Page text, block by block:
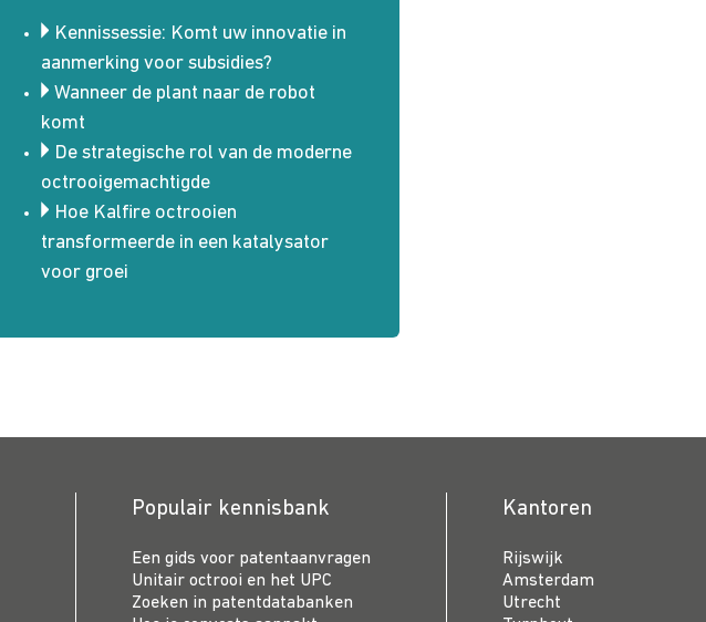
Kennissessie: Komt uw innovatie in
aanmerking voor subsidies?
Wanneer de plant naar de robot
komt
De strategische rol van de moderne
octrooigemachtigde
Hoe Kalfire octrooien
transformeerde in een katalysator
voor groei
Populair kennisbank
Een gids voor patentaanvragen
Unitair octrooi en het UPC
Zoeken in patentdatabanken
Kantoren
Rijswijk
Amsterdam
Utrecht